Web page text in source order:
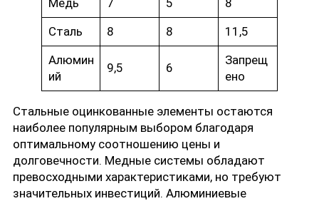
Сталь
8 8
11,5
Алюмин
ий
9,5 6
Запрещ
ено
Стальные оцинкованные элементы остаются
наиболее популярным выбором благодаря
оптимальному соотношению цены и
долговечности. Медные системы обладают
превосходными характеристиками, но требуют
значительных инвестиций. Алюминиевые